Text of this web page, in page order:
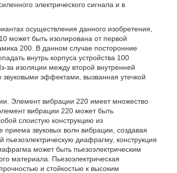
электрического сигнала и в
осуществления данного изобретения,
может быть изолирована от первой
200. В данном случае посторонние
внутрь корпуса устройства 100
за изоляции между второй внутренней
звуковыми эффектами, вызванная утечкой
Элемент вибрации 220 имеет множество
вибрации 220 может быть
слоистую конструкцию из
приема звуковых волн вибрации, создавая
пьезоэлектрическую диафрагму, конструкция
может быть пьезоэлектрическим
материала. Пьезоэлектрическая
и стойкостью к высоким